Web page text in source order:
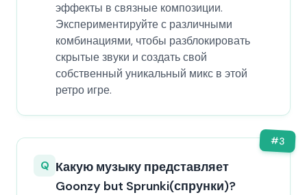
эффекты в связные композиции.
Экспериментируйте с различными
комбинациями, чтобы разблокировать
скрытые звуки и создать свой
собственный уникальный микс в этой
ретро игре.
#3
Q Какую музыку представляет
Goonzy but Sprunki(спрунки)?